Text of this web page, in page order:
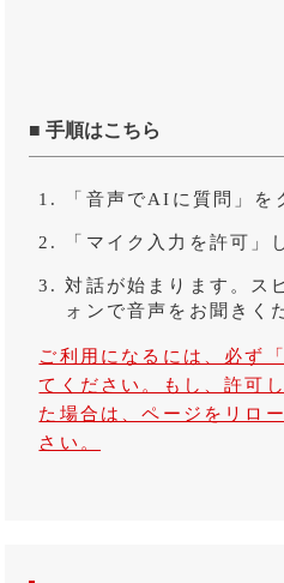
■ 手順はこちら
「音声でAIに質問」を
「マイク入力を許可」
対話が始まります。ス
ォンで音声をお聞きく
ご利用になるには、必ず
てください。もし、許可
た場合は、ページをリロ
さい。